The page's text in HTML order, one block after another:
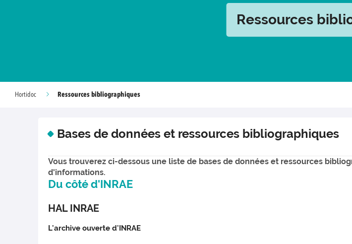
Ressources
Hortidoc Ressources bibliographiques
Bases de données et ressources bibliographiques
Vous trouverez ci-dessous une liste de bases de données et ressources
d'informations.
Du côté d'INRAE
HAL INRAE
L'archive ouverte d'INRAE